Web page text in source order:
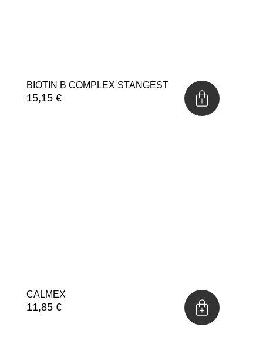
BIOTIN B COMPLEX STANGEST
15,15 €
CALMEX
11,85 €